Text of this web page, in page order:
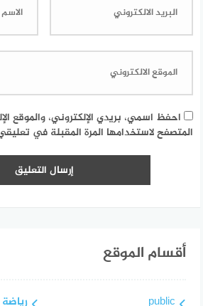
احفظ اسمي، بريدي الإلكتروني، والموقع
المتصفح لاستخدامها المرة المقبلة في
أقسام الموقع
public رياضة